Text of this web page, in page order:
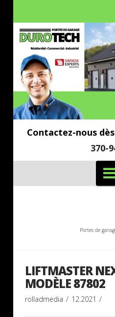
Contactez-nous
370-
Portes de
LIFTMASTER
MODÈLE 87802
rolladmedia 12.2021